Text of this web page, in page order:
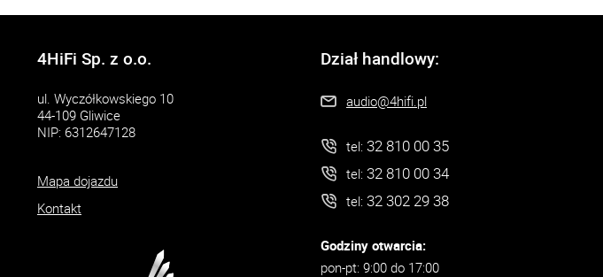
4HiFi Sp. z o.o.
ul. Wyczółkowskiego 10
44-109 Gliwice
NIP: 6312647128
Mapa dojazdu
Kontakt
Dział handlowy:
audio@4hifi.pl
tel: 32 810 00 35
tel: 32 810 00 34
tel: 32 302 29 38
Godziny otwarcia:
pon-pt: 9:00 do 17:00